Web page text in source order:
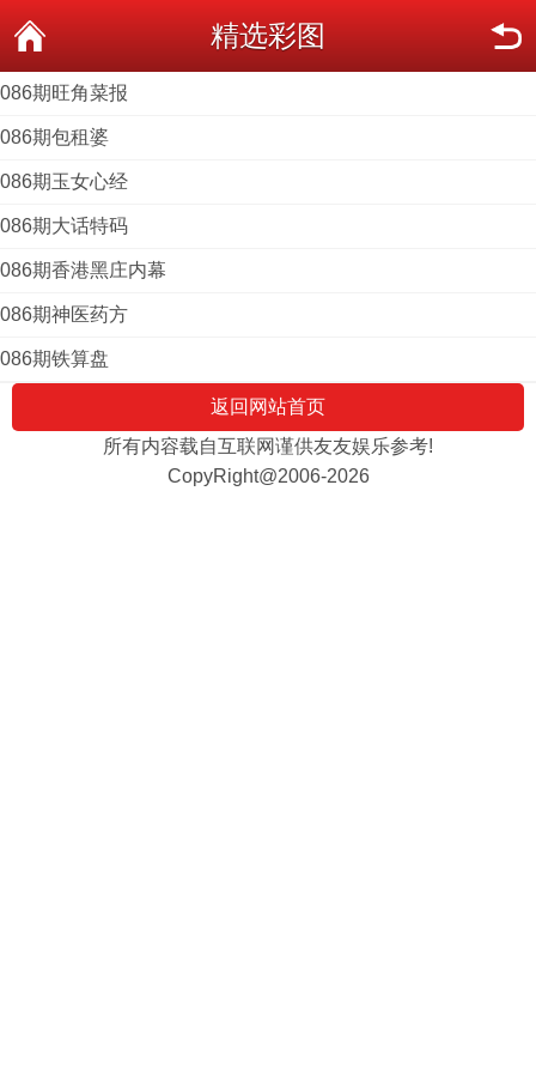
精选彩图
086期旺角菜报
086期包租婆
086期玉女心经
086期大话特码
086期香港黑庄内幕
086期神医药方
086期铁算盘
返回网站首页
所有内容载自互联网谨供友友娱乐参考!
CopyRight@2006-2026